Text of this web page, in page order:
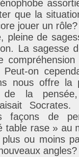
que la
jouer un rôle?
pleine de
La sagesse
on
nous offre la
de la
Socrates.
façons de
table rase » au
ou moins
angles?